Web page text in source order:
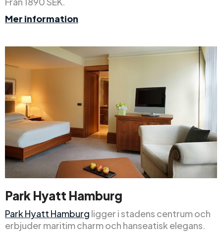
Mer information
Park Hyatt Hamburg
Park Hyatt Hamburg ligger i stadens centrum och
erbjuder maritim charm och hanseatisk elegans.